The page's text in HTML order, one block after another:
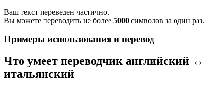
Ваш текст переведен частично.
Вы можете переводить не более 5000 символов за один раз.
Примеры использования и перевод
Что умеет переводчик английский ↔
итальянский